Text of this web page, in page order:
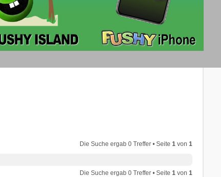
Die Suche ergab 0 Treffer • Seite1 von1
Die Suche ergab 0 Treffer • Seite1 von1